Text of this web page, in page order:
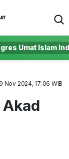
Umat Islam
Nov 2024, 17:06 WIB
Akad